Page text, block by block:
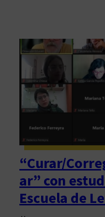
“Curar/
ar” con
Escuela de